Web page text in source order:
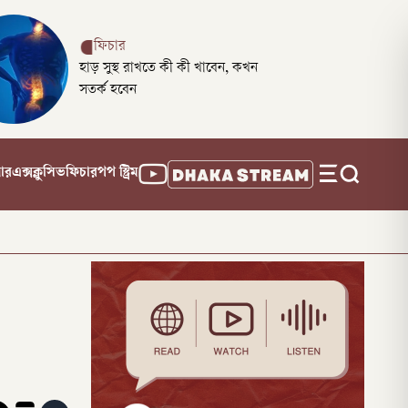
ফিচার
হাড় সুস্থ রাখতে কী কী খাবেন, কখন
সতর্ক হবেন
এক্সক্লুসিভফিচারপপ স্ট্রিম